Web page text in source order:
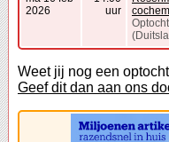
2026
uur
cochem
Weet jij nog een
Geef dit dan aan ons